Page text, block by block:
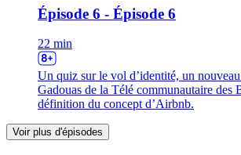
Épisode 6 - Épisode 6
22 min
Un quiz sur le vol d’identité, un
Gadouas de la Télé communautaire des
définition du concept d’Airbnb.
Voir plus d'épisodes